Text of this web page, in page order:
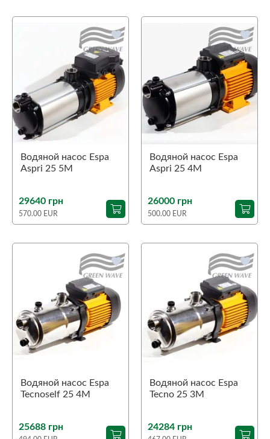
favorite
Водяной насос Espa
Aspri 25 5M
29640 грн
570.00 EUR
favorite
Водяной насос Espa
Aspri 25 4M
26000 грн
500.00 EUR
favorite
Водяной насос Espa
Tecnoself 25 4M
25688 грн
favorite
Водяной насос Espa
Tecno 25 3M
24284 грн